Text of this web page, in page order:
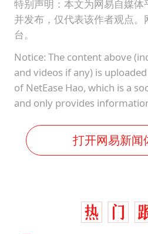
特别声明：本文为网易自媒体
并发布，仅代表该作者观点
台。
Notice: The content above
and videos if any) is
of NetEase Hao, which is a
and only provides
打开网易新闻